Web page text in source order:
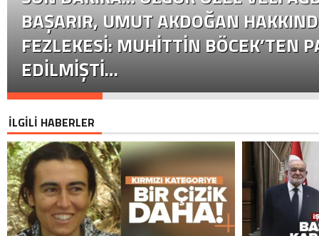
BAŞARIR, UMUT AKDOĞAN
FEZLEKESI: MUHITTIN BÖCEK’TEN
EDILMIŞTI…
İLGİLİ HABERLER